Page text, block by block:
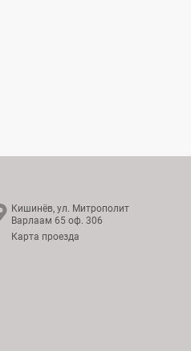
Кишинёв, ул. Митрополит
Варлаам 65 оф. 306
Карта проезда